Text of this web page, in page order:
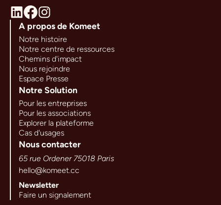
A propos de Komeet
Notre histoire
Notre centre de ressources
Chemins d'impact
Nous rejoindre
Espace Presse
Notre Solution
Pour les entreprises
Pour les associations
Explorer la plateforme
Cas d'usages
Nous contacter
65 rue Ordener 75018 Paris
hello@komeet.cc
Newsletter
Faire un signalement